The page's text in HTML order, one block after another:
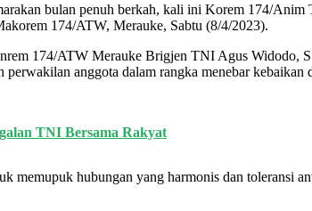
bulan penuh berkah, kali ini Korem 174/
174/ATW, Merauke, Sabtu (8/4/2023).
174/ATW Merauke Brigjen TNI Agus
anggota dalam rangka menebar kebaikan
TNI Bersama Rakyat
hubungan yang harmonis dan toleransi